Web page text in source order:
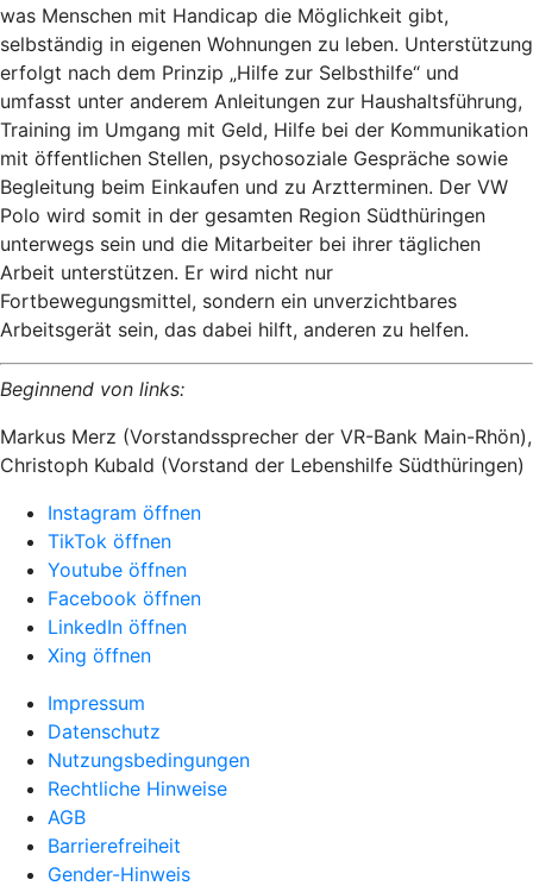
was Menschen mit Handicap die Möglichkeit gibt,
selbständig in eigenen Wohnungen zu leben. Unterstützung
erfolgt nach dem Prinzip „Hilfe zur Selbsthilfe“ und
umfasst unter anderem Anleitungen zur Haushaltsführung,
Training im Umgang mit Geld, Hilfe bei der Kommunikation
mit öffentlichen Stellen, psychosoziale Gespräche sowie
Begleitung beim Einkaufen und zu Arztterminen. Der VW
Polo wird somit in der gesamten Region Südthüringen
unterwegs sein und die Mitarbeiter bei ihrer täglichen
Arbeit unterstützen. Er wird nicht nur
Fortbewegungsmittel, sondern ein unverzichtbares
Arbeitsgerät sein, das dabei hilft, anderen zu helfen.
Beginnend von links:
Markus Merz (Vorstandssprecher der VR-Bank Main-Rhön),
Christoph Kubald (Vorstand der Lebenshilfe Südthüringen)
Instagram öffnen
TikTok öffnen
Youtube öffnen
Facebook öffnen
LinkedIn öffnen
Xing öffnen
Impressum
Datenschutz
Nutzungsbedingungen
Rechtliche Hinweise
AGB
Barrierefreiheit
Gender-Hinweis